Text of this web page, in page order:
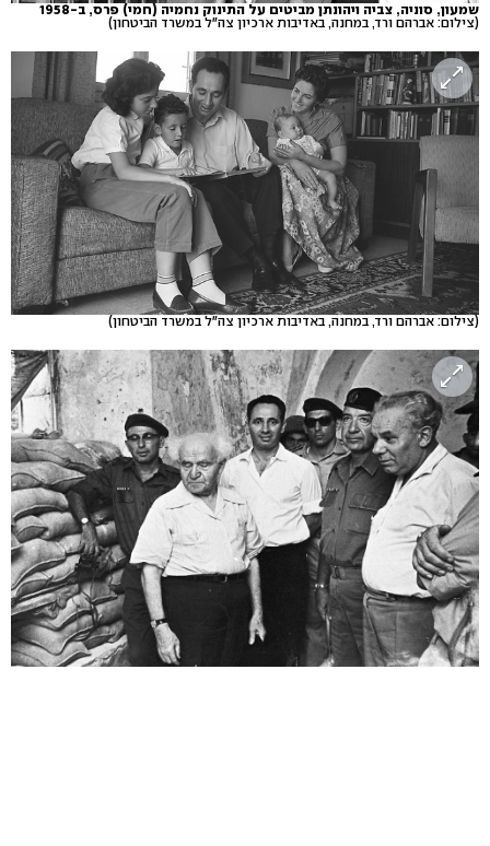
שמעון, סוניה, צביה ויהונתן מביטים על התינוק נחמיה (חמי) פרס, ב-1958
(צילום: אברהם ורד, במחנה, באדיבות ארכיון צה"ל במשרד הביטחון)
(צילום: אברהם ורד, במחנה, באדיבות ארכיון צה"ל במשרד הביטחון)